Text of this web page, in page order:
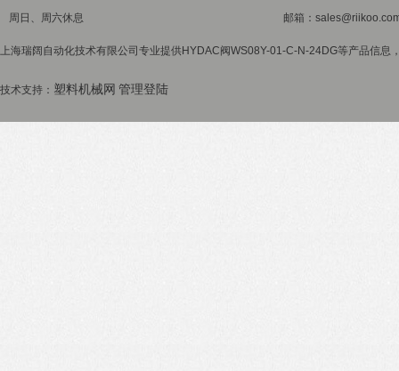
周日、周六休息 邮箱：
上海瑞阔自动化技术有限公司专业提供HYDAC阀WS08Y-01-C-N-24DG等产品信息
技术支持： 塑料机械网 管理登陆